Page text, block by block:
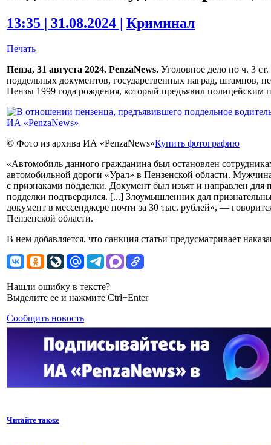
13:35 | 31.08.2024 | Криминал
Печать
Пенза, 31 августа 2024. PenzaNews. Уголовное дело по ч. 3
поддельных документов, государственных наград, штампов,
Пензы 1999 года рождения, который предъявил полицейским
© Фото из архива ИА «PenzaNews»Купить фотографию
«Автомобиль данного гражданина был остановлен
автомобильной дороги «Урал» в Пензенской области.
с признаками подделки. Документ был изъят и направлен для
подделки подтвердился. [...] Злоумышленник дал
документ в мессенджере почти за 30 тыс. рублей», —
Пензенской области.
В нем добавляется, что санкция статьи предусматривает
Нашли ошибку в тексте?
Выделите ее и нажмите Ctrl+Enter
Сообщить новость
Читайте также